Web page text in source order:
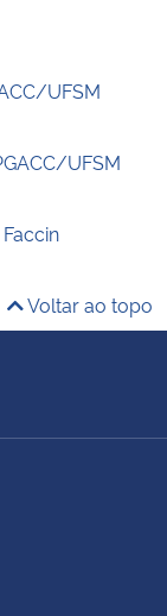
UFSM
UFSM
Voltar ao topo